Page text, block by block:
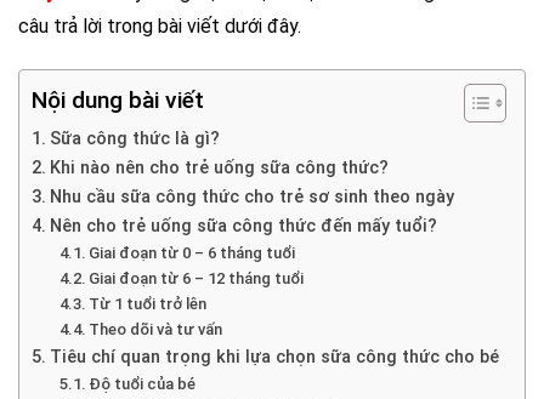
câu trả lời trong bài viết dưới đây.
Nội dung bài viết
Sữa công thức là gì?
Khi nào nên cho trẻ uống sữa công thức?
Nhu cầu sữa công thức cho trẻ sơ sinh theo ngày
Nên cho trẻ uống sữa công thức đến mấy tuổi?
Giai đoạn từ 0 – 6 tháng tuổi
Giai đoạn từ 6 – 12 tháng tuổi
Từ 1 tuổi trở lên
Theo dõi và tư vấn
Tiêu chí quan trọng khi lựa chọn sữa công thức cho bé
Độ tuổi của bé